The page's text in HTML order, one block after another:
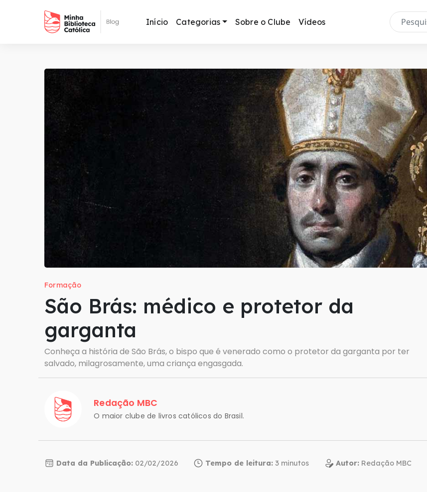
Início Categorias Sobre o Clube Vídeos
Formação
São Brás: médico e protetor da
garganta
Conheça a história de São Brás, o bispo que é venerado como o protetor da garganta por ter
salvado, milagrosamente, uma criança engasgada.
Redação MBC
O maior clube de livros católicos do Brasil.
Data da Publicação: 02/02/2026 Tempo de leitura: Autor: Redação MBC